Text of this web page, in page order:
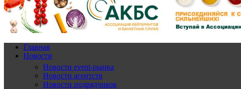
Главная
Новости
Новости event-рынка
Новости агентств
Новости подрядчиков